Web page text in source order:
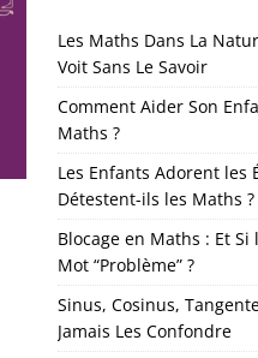
Les Maths Dans La
Voit Sans Le Savoir
Comment Aider Son
Maths ?
Les Enfants Adorent les
Détestent-ils les Maths ?
Blocage en Maths : Et
Mot “Problème” ?
Sinus, Cosinus,
Jamais Les Confondre